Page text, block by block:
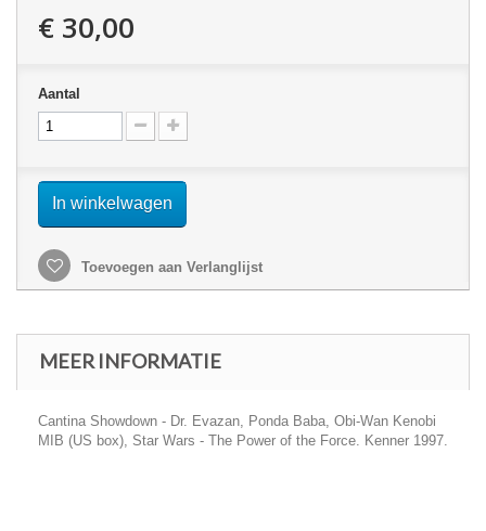
€ 30,00
Aantal
In winkelwagen
Toevoegen aan Verlanglijst
MEER INFORMATIE
Cantina Showdown - Dr. Evazan, Ponda Baba, Obi-Wan Kenobi
MIB (US box), Star Wars - The Power of the Force. Kenner 1997.